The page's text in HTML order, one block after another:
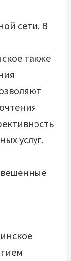
сети. В
также
услуг.